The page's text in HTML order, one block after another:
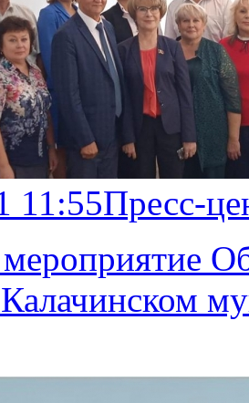
11:55Пресс-
Калачинском